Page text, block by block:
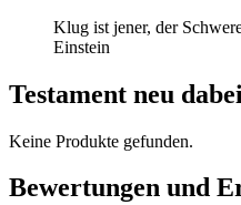
Klug ist jener, der
Einstein
Testament neu dabei
Keine Produkte gefunden.
Bewertungen und